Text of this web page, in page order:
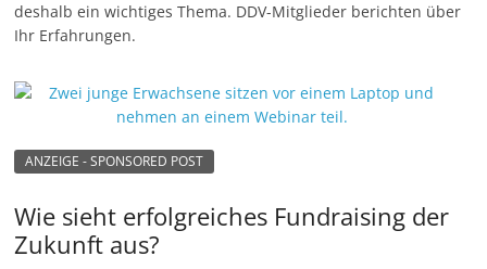
deshalb ein wichtiges Thema. DDV-Mitglieder berichten über
Ihr Erfahrungen.
ANZEIGE - SPONSORED POST
Wie sieht erfolgreiches Fundraising der
Zukunft aus?